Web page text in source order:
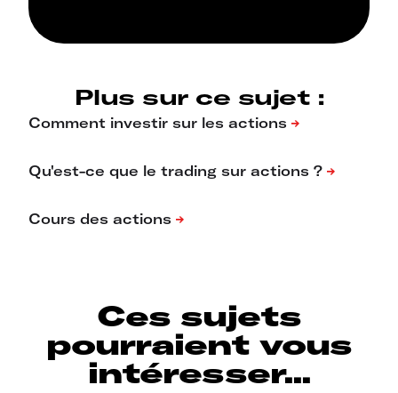
Plus sur ce sujet :
Ces sujets
pourraient vous
intéresser...